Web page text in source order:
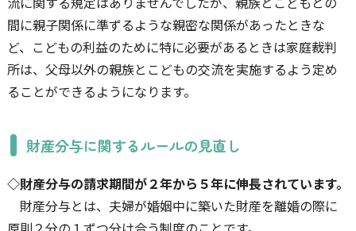
間に親子関係に準ずるような親密な関係があったときな
ど、こどもの利益のために特に必要があるときは家庭裁判
所は、父母以外の親族とこどもの交流を実施するよう定め
ることができるようになります。
財産分与に関するルールの見直し
◇財産分与の請求期間が２年から５年に伸長されています。
財産分与とは、夫婦が婚姻中に築いた財産を離婚の際に